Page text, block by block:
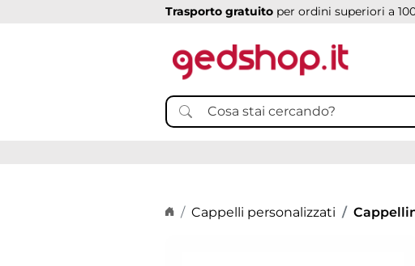
Trasporto gratuito per ordini superiori a
Home page
Cappelli personalizzati